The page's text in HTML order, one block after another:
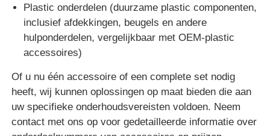
Plastic onderdelen (duurzame plastic componenten,
inclusief afdekkingen, beugels en andere
hulponderdelen, vergelijkbaar met OEM-plastic
accessoires)
Of u nu één accessoire of een complete set nodig
heeft, wij kunnen oplossingen op maat bieden die aan
uw specifieke onderhoudsvereisten voldoen. Neem
contact met ons op voor gedetailleerde informatie over